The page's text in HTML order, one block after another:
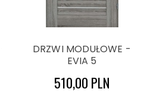
DRZWI MODUŁOWE -
EVIA 5
510,00 PLN